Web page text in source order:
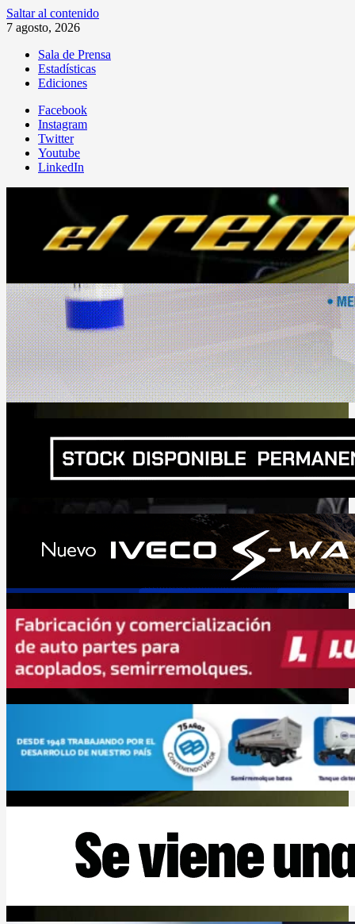
Saltar al contenido
7 agosto, 2026
Sala de Prensa
Estadísticas
Ediciones
Facebook
Instagram
Twitter
Youtube
LinkedIn